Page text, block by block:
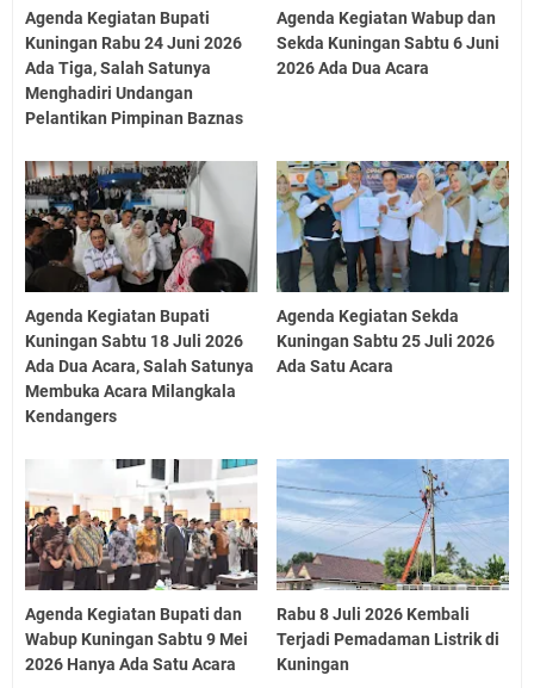
Agenda Kegiatan Bupati
Kuningan Rabu 24 Juni 2026
Ada Tiga, Salah Satunya
Menghadiri Undangan
Pelantikan Pimpinan Baznas
Agenda Kegiatan Wabup dan
Sekda Kuningan Sabtu 6 Juni
2026 Ada Dua Acara
Agenda Kegiatan Bupati
Kuningan Sabtu 18 Juli 2026
Ada Dua Acara, Salah Satunya
Membuka Acara Milangkala
Kendangers
Agenda Kegiatan Sekda
Kuningan Sabtu 25 Juli 2026
Ada Satu Acara
Agenda Kegiatan Bupati dan
Wabup Kuningan Sabtu 9 Mei
2026 Hanya Ada Satu Acara
Rabu 8 Juli 2026 Kembali
Terjadi Pemadaman Listrik di
Kuningan